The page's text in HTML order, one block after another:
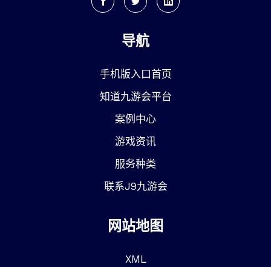
导航
手机版入口首页
知道九游会平台
案例中心
游戏资讯
服务种类
联系J9九游会
网站地图
XML